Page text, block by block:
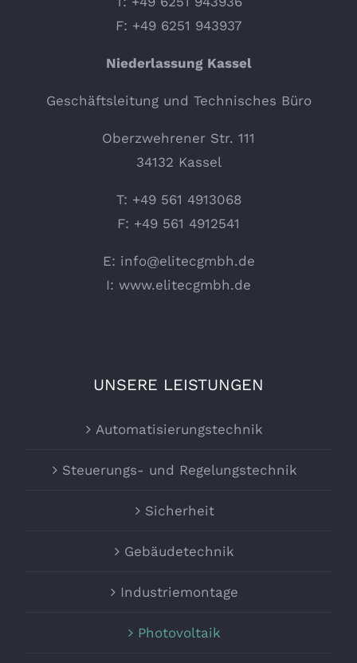
F: +49 6251 943937
Niederlassung Kassel
Geschäftsleitung und Technisches Büro
Oberzwehrener Str. 111
34132 Kassel
T: +49 561 4913068
F: +49 561 4912541
E: info@elitecgmbh.de
I: www.elitecgmbh.de
UNSERE LEISTUNGEN
Automatisierungstechnik
Steuerungs- und Regelungstechnik
Sicherheit
Gebäudetechnik
Industriemontage
Photovoltaik